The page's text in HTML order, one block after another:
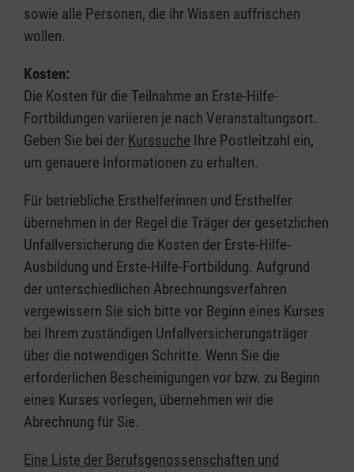
sowie alle Personen, die ihr Wissen auffrischen
wollen.
Kosten:
Die Kosten für die Teilnahme an Erste-Hilfe-
Fortbildungen variieren je nach Veranstaltungsort.
Geben Sie bei der Kurssuche Ihre Postleitzahl ein,
um genauere Informationen zu erhalten.
Für betriebliche Ersthelferinnen und Ersthelfer
übernehmen in der Regel die Träger der gesetzlichen
Unfallversicherung die Kosten der Erste-Hilfe-
Ausbildung und Erste-Hilfe-Fortbildung. Aufgrund
der unterschiedlichen Abrechnungsverfahren
vergewissern Sie sich bitte vor Beginn eines Kurses
bei Ihrem zuständigen Unfallversicherungsträger
über die notwendigen Schritte. Wenn Sie die
erforderlichen Bescheinigungen vor bzw. zu Beginn
eines Kurses vorlegen, übernehmen wir die
Abrechnung für Sie.
Eine Liste der Berufsgenossenschaften und